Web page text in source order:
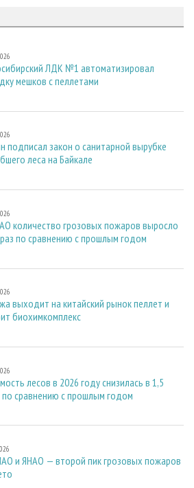
ЛДК №1 автоматизировал
мешков с пеллетами
подписал закон о санитарной вырубке
леса на Байкале
количество грозовых пожаров выросло
по сравнению с прошлым годом
выходит на китайский рынок пеллет и
биохимкомплекс
лесов в 2026 году снизилась в 1,5
по сравнению с прошлым годом
и ЯНАО — второй пик грозовых пожаров